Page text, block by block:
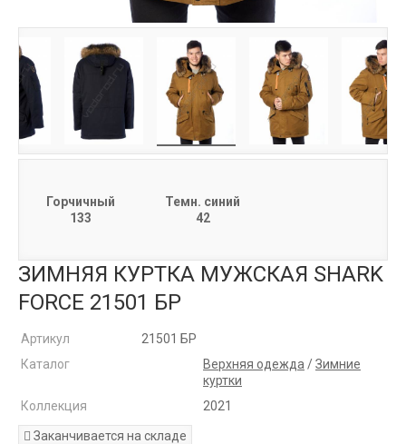
Горчичный
133
Темн. синий
42
ЗИМНЯЯ КУРТКА МУЖСКАЯ SHARK
FORCE 21501 БР
Артикул
21501 БР
Каталог
Верхняя одежда /Зимние
куртки
Коллекция
2021
Заканчивается на складе